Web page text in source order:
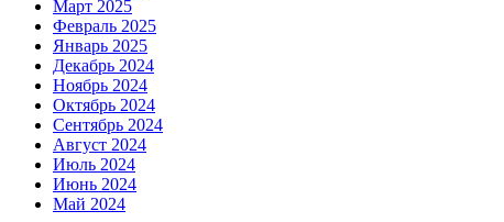
Март 2025
Февраль 2025
Январь 2025
Декабрь 2024
Ноябрь 2024
Октябрь 2024
Сентябрь 2024
Август 2024
Июль 2024
Июнь 2024
Май 2024